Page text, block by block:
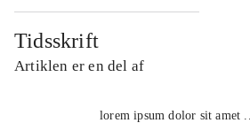
Tidsskrift
Artiklen er en del af
lorem ipsum dolor sit amet ...